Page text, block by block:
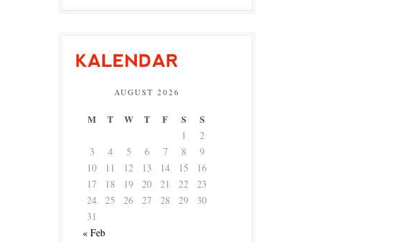
AUGUST 2026
M T W T F S S
1
2
3
4 5 6 7 8
9
10
11 12 13 14 15
16
17
18 19 20 21 22
23
24
25 26 27 28 29
30
31
« Feb